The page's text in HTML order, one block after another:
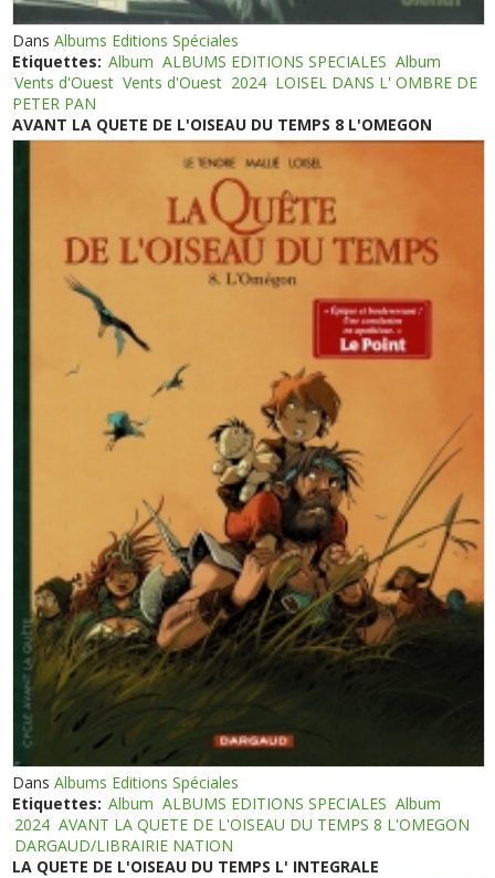
DansAlbums Editions Spéciales
Etiquettes: Album ALBUMS EDITIONS SPECIALES Album
Vents d'Ouest Vents d'Ouest 2024 LOISEL DANS L' OMBRE DE
PETER PAN
AVANT LA QUETE DE L'OISEAU DU TEMPS 8 L'OMEGON
DansAlbums Editions Spéciales
Etiquettes: Album ALBUMS EDITIONS SPECIALES Album
2024 AVANT LA QUETE DE L'OISEAU DU TEMPS 8 L'OMEGON
DARGAUD/LIBRAIRIE NATION
LA QUETE DE L'OISEAU DU TEMPS L' INTEGRALE